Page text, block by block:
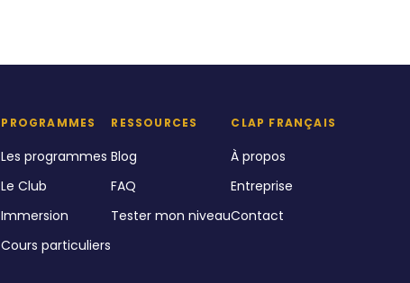
PROGRAMMES
Les programmes
Le Club
Immersion
Cours particuliers
RESSOURCES
Blog
FAQ
Tester mon niveau
CLAP FRANÇAIS
À propos
Entreprise
Contact